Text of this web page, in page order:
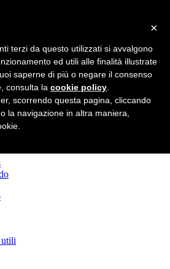
Circolo
Statuto e
×
terzi da questo utilizzati si avvalgono
ed utili alle finalità illustrate
saperne di più o negare il consenso
consulta la cookie policy
scorrendo questa pagina, cliccando
la navigazione in altra maniera,